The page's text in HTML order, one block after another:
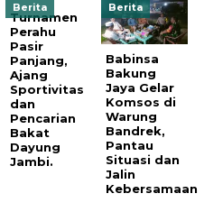
Berita
Turnamen
Perahu
Pasir
Panjang,
Ajang
Sportivitas
dan
Pencarian
Bakat
Dayung
Jambi.
Berita
Babinsa
Bakung
Jaya Gelar
Komsos di
Warung
Bandrek,
Pantau
Situasi dan
Jalin
Kebersamaan